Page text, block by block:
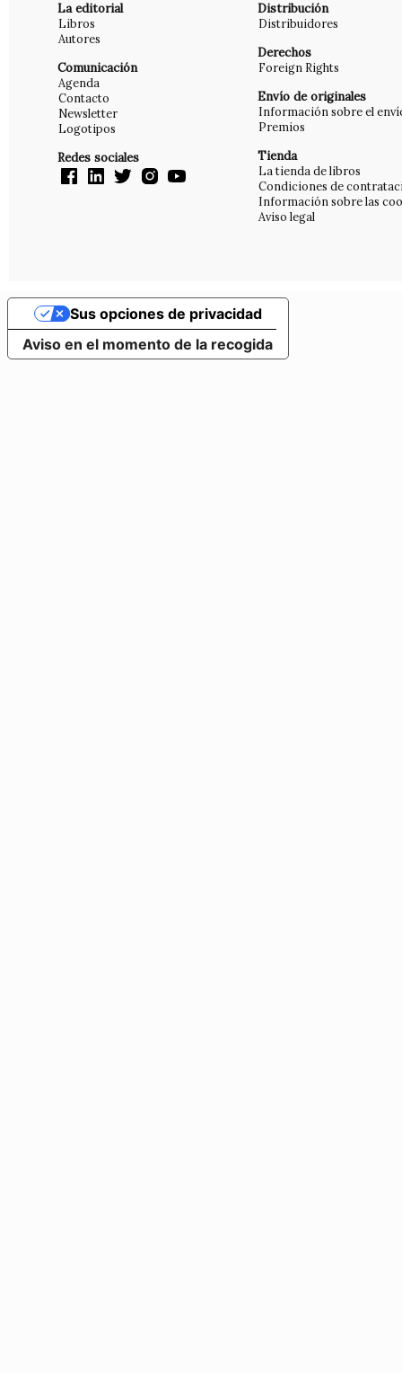
La editorial
Libros
Autores
Comunicación
Agenda
Contacto
Newsletter
Logotipos
Redes sociales
Distribución
Distribuidores
Derechos
Foreign Rights
Envío de originales
Información sobre el
Premios
Tienda
La tienda de libros
Condiciones de
Información sobre las
Aviso legal
Aviso en el momento de la recogida
Sus opciones de privacidad